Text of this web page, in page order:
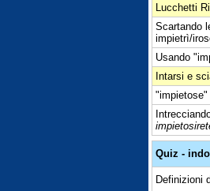
Lucchetti
Scartando
impietrì/
Usando
Intarsi e
"impietose"
Quiz -
Definizioni